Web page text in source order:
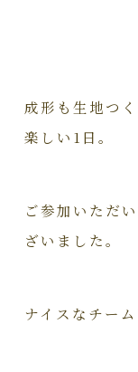
成形も生地つ
楽しい1日。
ご参加いただ
ざいました。
ナイスなチー